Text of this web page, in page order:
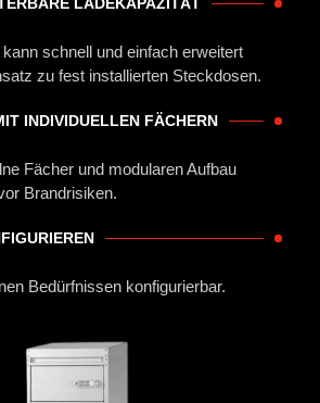
schnell und einfach erweitert
zu fest installierten Steckdosen.
INDIVIDUELLEN FÄCHERN
Fächer und modularen Aufbau
Brandrisiken.
Bedürfnissen konfigurierbar.